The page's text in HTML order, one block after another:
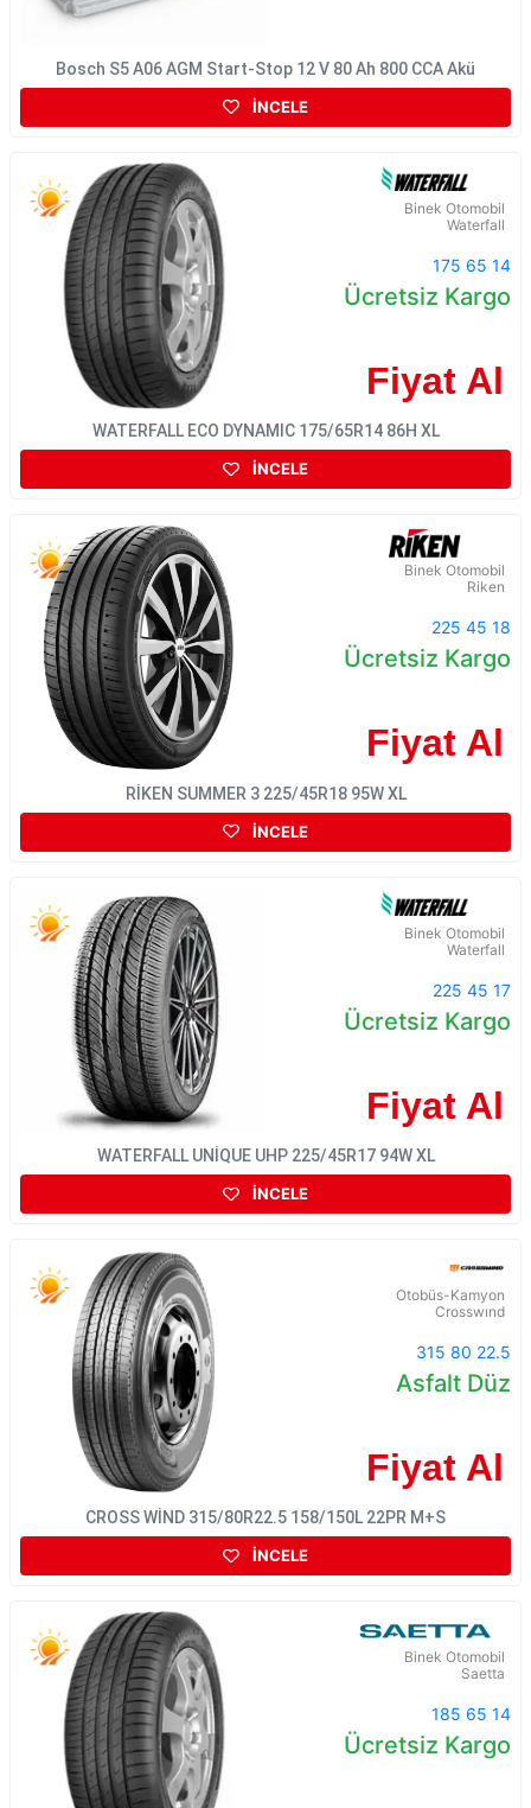
Bosch S5 A06 AGM Start-Stop 12 V 80 Ah 800 CCA Akü
İNCELE
Binek Otomobil
Waterfall
175 65 14
Ücretsiz Kargo
Fiyat Al
WATERFALL ECO DYNAMIC 175/65R14 86H XL
İNCELE
Binek Otomobil
Riken
225 45 18
Ücretsiz Kargo
Fiyat Al
RİKEN SUMMER 3 225/45R18 95W XL
İNCELE
Binek Otomobil
Waterfall
225 45 17
Ücretsiz Kargo
Fiyat Al
WATERFALL UNİQUE UHP 225/45R17 94W XL
İNCELE
Otobüs-Kamyon
Crosswınd
315 80 22.5
Asfalt Düz
Fiyat Al
CROSS WİND 315/80R22.5 158/150L 22PR M+S
İNCELE
Binek Otomobil
Saetta
185 65 14
Ücretsiz Kargo